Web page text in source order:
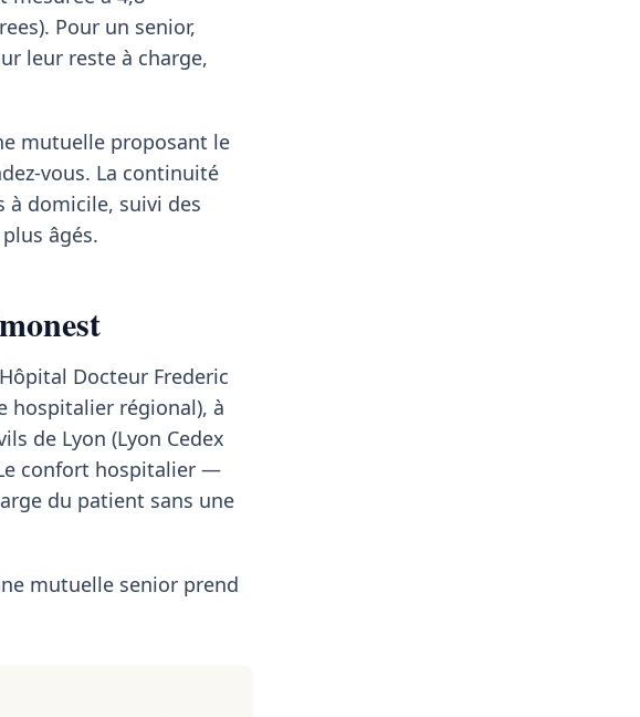
Pour un senior,
leur reste à charge,
mutuelle proposant le
vous. La continuité
domicile, suivi des
âgés.
Docteur Frederic
hospitalier régional), à
de Lyon (Lyon Cedex
confort hospitalier —
du patient sans une
mutuelle senior prend